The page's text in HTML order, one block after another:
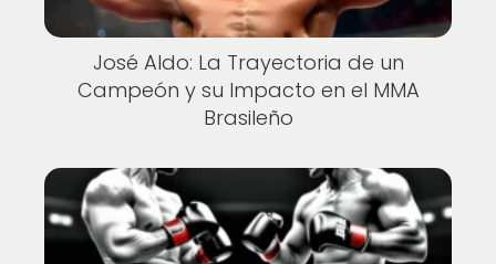
José Aldo: La Trayectoria de un
Campeón y su Impacto en el MMA
Brasileño